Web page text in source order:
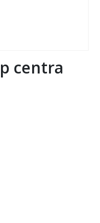
centra